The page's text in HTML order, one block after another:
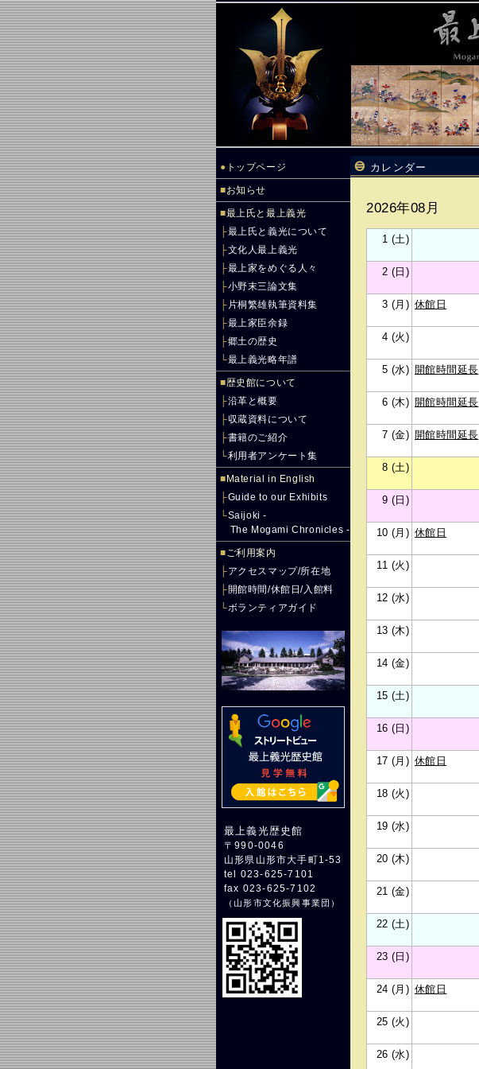
● トップページ
■お知らせ
■最上氏と最上義光
├最上氏と義光について
├文化人最上義光
├最上家をめぐる人々
├小野末三論文集
├ 片桐繁雄執筆資料集
├最上家臣余録
├郷土の歴史
└最上義光略年譜
■歴史館について
├沿革と概要
├収蔵資料について
├書籍のご紹介
└利用者アンケート集
■ Material in English
├Guide to our Exhibits
└Saijoki -
The Mogami Chronicles -
■ご利用案内
├アクセスマップ/所在地
├開館時間/休館日/入館料
└ボランティアガイド
最上義光歴史館
〒990-0046
山形県山形市大手町1-53
tel 023-625-7101
fax 023-625-7102
（山形市文化振興事業団 ）
カレンダー
2026年08月
1 (土)
2 (日)
3 (月) 休館日
4 (火)
5 (水) 開館時間延長
6 (木) 開館時間延長
7 (金) 開館時間延長
8 (土)
9 (日)
10 (月) 休館日
11 (火)
12 (水)
13 (木)
14 (金)
15 (土)
16 (日)
17 (月) 休館日
18 (火)
19 (水)
20 (木)
21 (金)
22 (土)
23 (日)
24 (月) 休館日
25 (火)
26 (水)